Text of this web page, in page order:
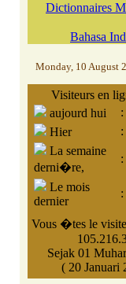
Dictionnaires
Bahasa
Monday, 10 August
Visiteurs en
aujourd hui
:
Hier
:
La semaine
derni�re,
:
Le mois
dernier
:
Vous �tes le
Sejak 01
( 20 Januari